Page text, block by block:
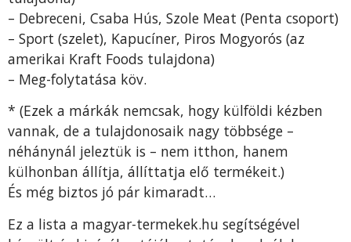
– Debreceni, Csaba Hús, Szole Meat (Penta csoport)
– Sport (szelet), Kapucíner, Piros Mogyorós (az
amerikai Kraft Foods tulajdona)
– Meg-folytatása köv.
* (Ezek a márkák nemcsak, hogy külföldi kézben
vannak, de a tulajdonosaik nagy többsége –
néhánynál jeleztük is – nem itthon, hanem
külhonban állítja, állíttatja elő termékeit.)
És még biztos jó pár kimaradt…
Ez a lista a magyar-termekek.hu segítségével